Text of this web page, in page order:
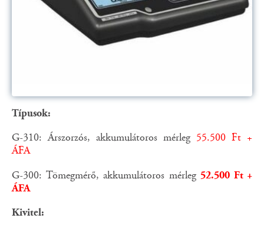
Típusok:
G-310: Árszorzós, akkumulátoros mérleg 55.500 Ft +
ÁFA
G-300: Tömegmérő, akkumulátoros mérleg 52.500 Ft +
ÁFA
Kivitel: